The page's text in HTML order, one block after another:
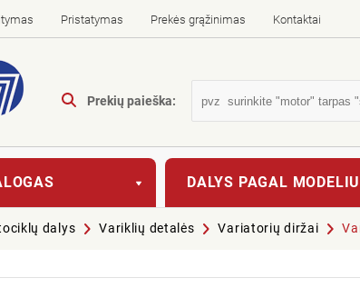
Pristatymas Prekės grąžinimas Kontaktai
Prekių paieška:
DALYS PAGAL
dalys Variklių detalės Variatorių diržai